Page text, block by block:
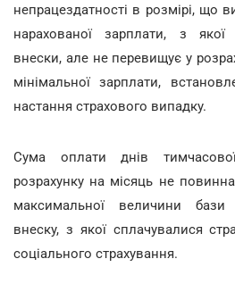
непрацездатності в розмірі, що
нарахованої зарплати, з якої
внески, але не перевищує у
мінімальної зарплати,
настання страхового випадку.
Сума оплати днів
розрахунку на місяць не
максимальної величини бази
внеску, з якої сплачувалися
соціального страхування.